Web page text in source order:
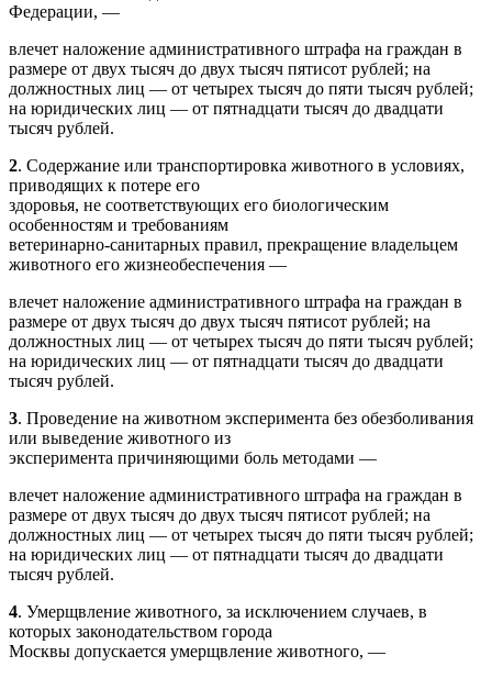
Федерации, —
влечет наложение административного штрафа на граждан в
размере от двух тысяч до двух тысяч пятисот рублей; на
должностных лиц — от четырех тысяч до пяти тысяч рублей;
на юридических лиц — от пятнадцати тысяч до двадцати
тысяч рублей.
2. Содержание или транспортировка животного в условиях,
приводящих к потере его
здоровья, не соответствующих его биологическим
особенностям и требованиям
ветеринарно-санитарных правил, прекращение владельцем
животного его жизнеобеспечения —
влечет наложение административного штрафа на граждан в
размере от двух тысяч до двух тысяч пятисот рублей; на
должностных лиц — от четырех тысяч до пяти тысяч рублей;
на юридических лиц — от пятнадцати тысяч до двадцати
тысяч рублей.
3. Проведение на животном эксперимента без обезболивания
или выведение животного из
эксперимента причиняющими боль методами —
влечет наложение административного штрафа на граждан в
размере от двух тысяч до двух тысяч пятисот рублей; на
должностных лиц — от четырех тысяч до пяти тысяч рублей;
на юридических лиц — от пятнадцати тысяч до двадцати
тысяч рублей.
4. Умерщвление животного, за исключением случаев, в
которых законодательством города
Москвы допускается умерщвление животного, —